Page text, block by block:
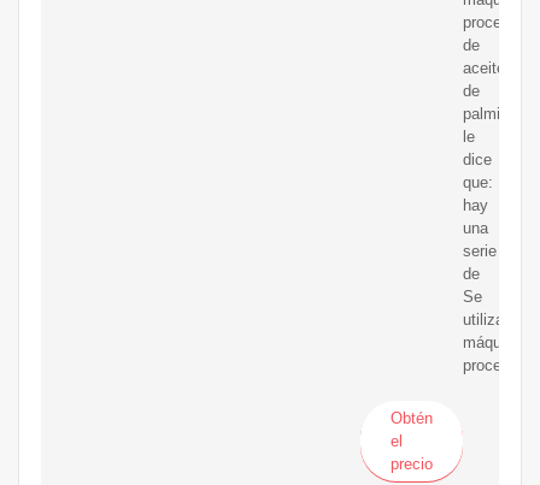
de
aceite
de
palmiste
le
dice
que:
hay
una
serie
de
Se
utilizan
máquinas
Obtén
el
precio